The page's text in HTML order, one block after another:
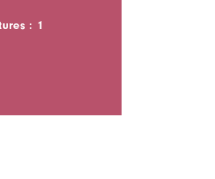
: 1